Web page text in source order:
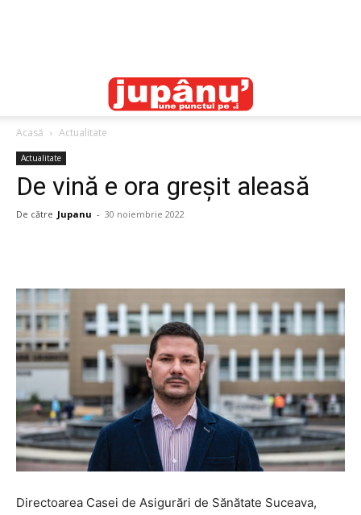
Acasă Actualitate
Actualitate
De vină e ora greșit aleasă
De către Jupanu - 30 noiembrie 2022
Directoarea Casei de Asigurări de Sănătate Suceava,